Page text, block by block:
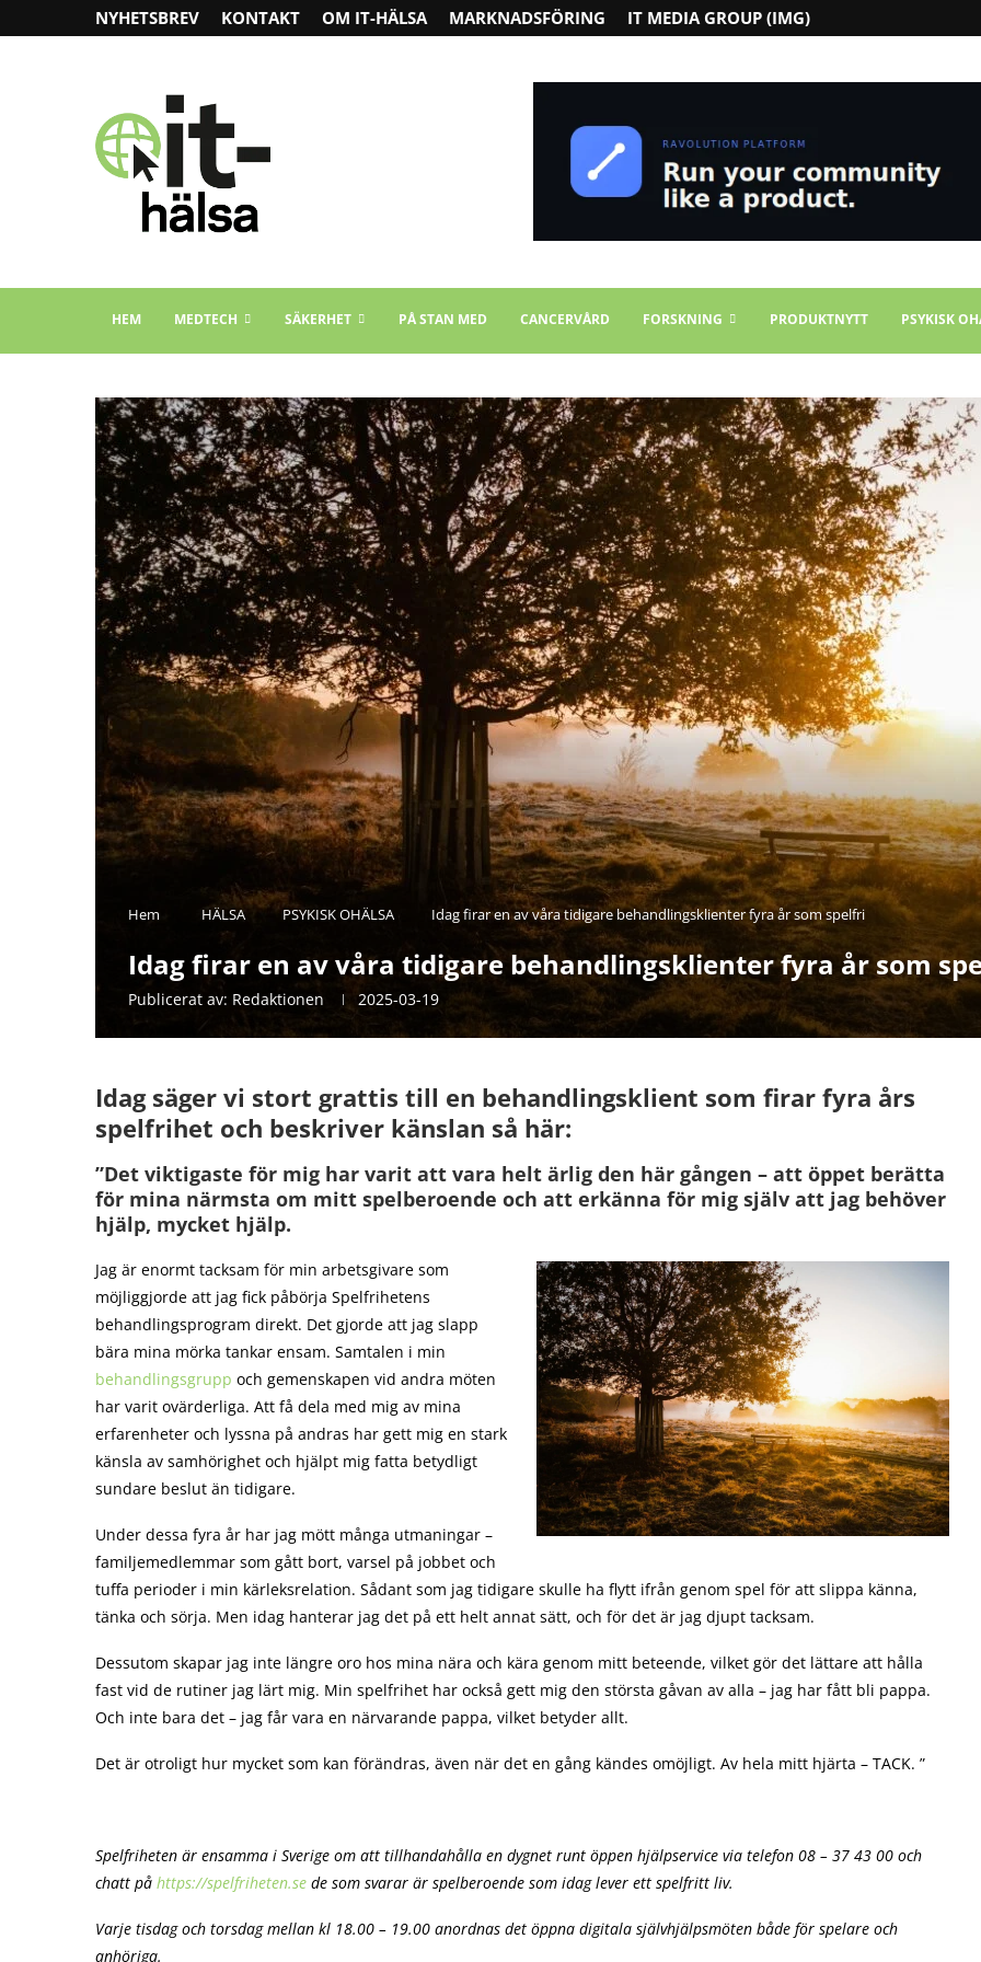
NYHETSBREV KONTAKT OM IT-HÄLSA MARKNADSFÖRING IT MEDIA GROUP (IMG)
HEM MEDTECH SÄKERHET PÅ STAN MED CANCERVÅRD FORSKNING PRODUKTNYTT PSYKISK
Hem HÄLSA PSYKISK OHÄLSA Idag firar en av våra tidigare behandlingsklienter fyra år som spelfri
Idag firar en av våra tidigare behandlingsklienter fyra år som
Publicerat av: Redaktionen 2025-03-19
Idag säger vi stort grattis till en behandlingsklient som firar fyra års
spelfrihet och beskriver känslan så här:
”Det viktigaste för mig har varit att vara helt ärlig den här gången – att öppet berätta
för mina närmsta om mitt spelberoende och att erkänna för mig själv att jag behöver
hjälp, mycket hjälp.
Jag är enormt tacksam för min arbetsgivare som
möjliggjorde att jag fick påbörja Spelfrihetens
behandlingsprogram direkt. Det gjorde att jag slapp
bära mina mörka tankar ensam. Samtalen i min
behandlingsgrupp och gemenskapen vid andra möten
har varit ovärderliga. Att få dela med mig av mina
erfarenheter och lyssna på andras har gett mig en stark
känsla av samhörighet och hjälpt mig fatta betydligt
sundare beslut än tidigare.
Under dessa fyra år har jag mött många utmaningar –
familjemedlemmar som gått bort, varsel på jobbet och
tuffa perioder i min kärleksrelation. Sådant som jag tidigare skulle ha flytt ifrån genom spel för att slippa känna,
tänka och sörja. Men idag hanterar jag det på ett helt annat sätt, och för det är jag djupt tacksam.
Dessutom skapar jag inte längre oro hos mina nära och kära genom mitt beteende, vilket gör det lättare att hålla
fast vid de rutiner jag lärt mig. Min spelfrihet har också gett mig den största gåvan av alla – jag har fått bli pappa.
Och inte bara det – jag får vara en närvarande pappa, vilket betyder allt.
Det är otroligt hur mycket som kan förändras, även när det en gång kändes omöjligt. Av hela mitt hjärta – TACK. ”
Spelfriheten är ensamma i Sverige om att tillhandahålla en dygnet runt öppen hjälpservice via telefon 08 – 37 43 00 och
chatt på https://spelfriheten.se de som svarar är spelberoende som idag lever ett spelfritt liv.
Varje tisdag och torsdag mellan kl 18.00 – 19.00 anordnas det öppna digitala självhjälpsmöten både för spelare och
anhöriga.